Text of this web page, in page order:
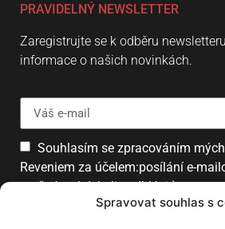
Spravovat souhlas s
PRAVIDELNÝ NEWSLETTER
Zaregistrujte se k odběru
informace o našich novinkách.
Souhlasím se zpracováním
Reveniem za účelem:posílání e-
možné se kdykoliv odhlásit).